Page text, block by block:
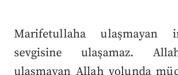
Marifetullaha ulaşmayan
sevgisine ulaşamaz.
ulaşmayan Allah yolunda